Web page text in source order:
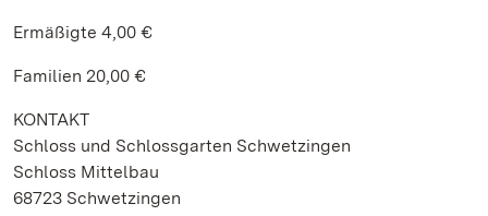
Ermäßigte 4,00 €
Familien 20,00 €
KONTAKT
Schloss und Schlossgarten Schwetzingen
Schloss Mittelbau
68723 Schwetzingen